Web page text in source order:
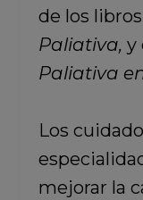
de los libros
Paliativa, y
Paliativa
Los
mejorar la